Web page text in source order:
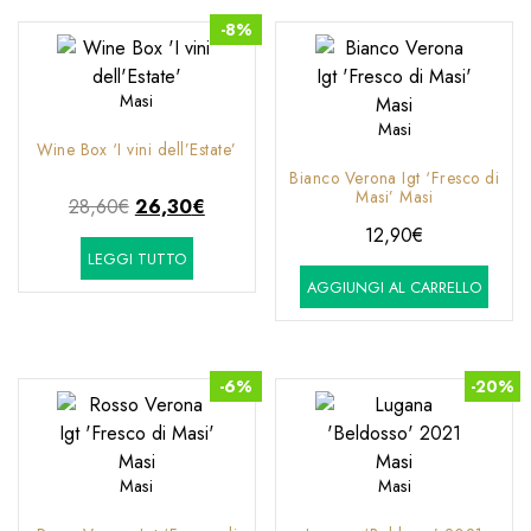
-8%
Masi
Wine Box ‘I vini dell’Estate’
28,60€ Il
prezzo
originale
era:
26,30€Il
è:
LEGGI TUTTO
Masi
Bianco Verona Igt ‘Fresco di
Masi’ Masi
12,90€
AGGIUNGI AL CARRELLO
-6%
Masi
-20%
Masi